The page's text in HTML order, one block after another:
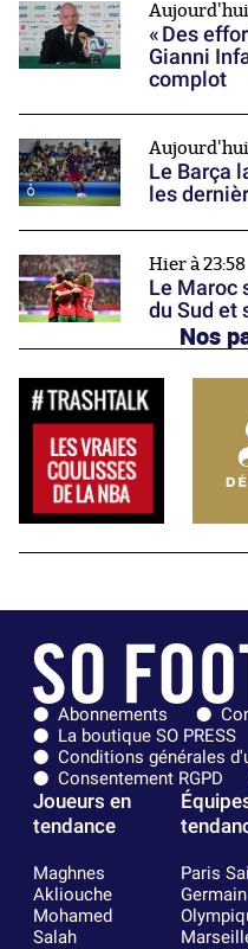
Aujourd'hui
« Des
Gianni
complot
Aujourd'hui
Le Barça
les
Hier à 23:58
Le Maroc
du Sud et
Nos
Abonnements
La boutique SO PRESS
Conditions générales
Consentement RGPD
Joueurs en
tendance
Maghnes
Akliouche
Mohamed
Salah
Paris
Germain